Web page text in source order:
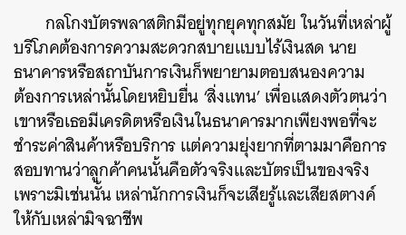
กลโกงบัตรพลาสติกมีอยู่ทุกยุคทุกสมัย ในวันที่เหล่าผู้
บริโภคต้องการความสะดวกสบายแบบไร้เงินสด นาย
ธนาคารหรือสถาบันการเงินก็พยายามตอบสนองความ
ต้องการเหล่านั้นโดยหยิบยื่น ‘สิ่งแทน’ เพื่อแสดงตัวตนว่า
เขาหรือเธอมีเครดิตหรือเงินในธนาคารมากเพียงพอที่จะ
ชำระค่าสินค้าหรือบริการ แต่ความยุ่งยากที่ตามมาคือการ
สอบทานว่าลูกค้าคนนั้นคือตัวจริงและบัตรเป็นของจริง
เพราะมิเช่นนั้น เหล่านักการเงินก็จะเสียรู้และเสียสตางค์
ให้กับเหล่ามิจฉาชีพ